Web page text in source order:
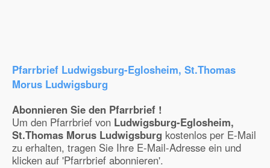
Pfarrbrief Ludwigsburg-Eglosheim, St.Thomas
Morus Ludwigsburg
Abonnieren Sie den Pfarrbrief !
Um den Pfarrbrief von Ludwigsburg-Eglosheim,
St.Thomas Morus Ludwigsburg kostenlos per E-Mail
zu erhalten, tragen Sie Ihre E-Mail-Adresse ein und
klicken auf 'Pfarrbrief abonnieren'.